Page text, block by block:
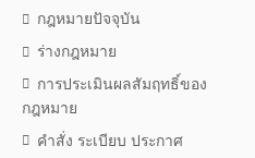
กฎหมายปัจจุบัน
ร่างกฎหมาย
การประเมินผลสัมฤทธิ์ของ
กฎหมาย
คำสั่ง ระเบียบ ประกาศ